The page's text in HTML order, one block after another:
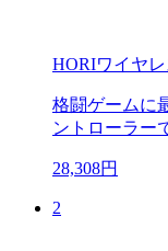
HORIワイヤ
格闘ゲームに
ントローラー
28,308円
2